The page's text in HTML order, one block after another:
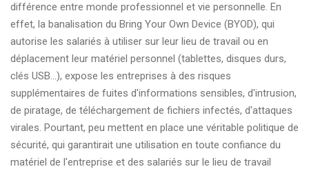
différence entre monde professionnel et vie personnelle. En
effet, la banalisation du Bring Your Own Device (BYOD), qui
autorise les salariés à utiliser sur leur lieu de travail ou en
déplacement leur matériel personnel (tablettes, disques durs,
clés USB...), expose les entreprises à des risques
supplémentaires de fuites d'informations sensibles, d'intrusion,
de piratage, de téléchargement de fichiers infectés, d'attaques
virales. Pourtant, peu mettent en place une véritable politique de
sécurité, qui garantirait une utilisation en toute confiance du
matériel de l'entreprise et des salariés sur le lieu de travail